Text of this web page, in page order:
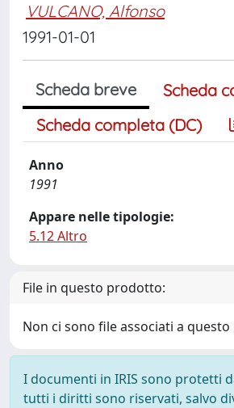
VULCANO, Alfonso
1991-01-01
Scheda breve
Scheda
Scheda completa (DC)
Anno
1991
Appare nelle tipologie:
5.12 Altro
File in questo prodotto:
Non ci sono file associati a
I documenti in IRIS sono protetti
tutti i diritti sono riservati, salvo